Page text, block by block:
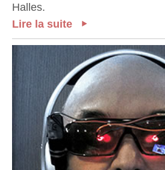
Halles.
Lire la suite